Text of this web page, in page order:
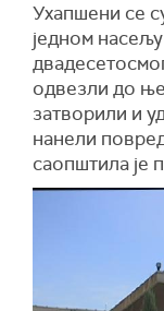
Ухапшени се
једном
одвезли до
затворили и
нанели
саопштила је